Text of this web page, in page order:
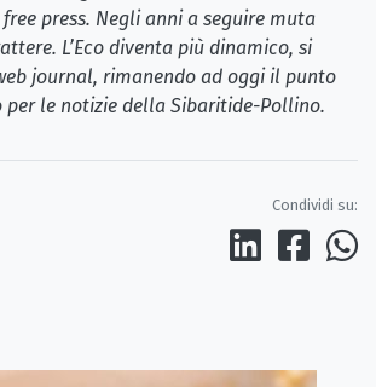
press. Negli anni a seguire muta
L’Eco diventa più dinamico, si
journal, rimanendo ad oggi il punto
le notizie della Sibaritide-Pollino.
Condividi su: